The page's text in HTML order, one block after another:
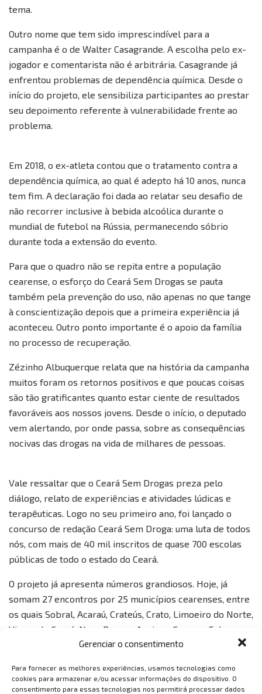
Gerenciar o consentimento
Para fornecer as melhores experiências, usamos tecnologias como
cookies para armazenar e/ou acessar informações do dispositivo. O
consentimento para essas tecnologias nos permitirá processar dados
tema.
Outro nome que tem sido imprescindível para a
campanha é o de Walter Casagrande. A escolha pelo ex-
jogador e comentarista não é arbitrária. Casagrande já
enfrentou problemas de dependência química. Desde o
início do projeto, ele sensibiliza participantes ao prestar
seu depoimento referente à vulnerabilidade frente ao
problema.
Em 2018, o ex-atleta contou que o tratamento contra a
dependência química, ao qual é adepto há 10 anos, nunca
tem fim. A declaração foi dada ao relatar seu desafio de
não recorrer inclusive à bebida alcoólica durante o
mundial de futebol na Rússia, permanecendo sóbrio
durante toda a extensão do evento.
Para que o quadro não se repita entre a população
cearense, o esforço do Ceará Sem Drogas se pauta
também pela prevenção do uso, não apenas no que tange
à conscientização depois que a primeira experiência já
aconteceu. Outro ponto importante é o apoio da família
no processo de recuperação.
Zézinho Albuquerque relata que na história da campanha
muitos foram os retornos positivos e que poucas coisas
são tão gratificantes quanto estar ciente de resultados
favoráveis aos nossos jovens. Desde o início, o deputado
vem alertando, por onde passa, sobre as consequências
nocivas das drogas na vida de milhares de pessoas.
Vale ressaltar que o Ceará Sem Drogas preza pelo
diálogo, relato de experiências e atividades lúdicas e
terapêuticas. Logo no seu primeiro ano, foi lançado o
concurso de redação Ceará Sem Droga: uma luta de todos
nós, com mais de 40 mil inscritos de quase 700 escolas
públicas de todo o estado do Ceará.
O projeto já apresenta números grandiosos. Hoje, já
somam 27 encontros por 25 municípios cearenses, entre
os quais Sobral, Acaraú, Crateús, Crato, Limoeiro do Norte,
Viçosa do Ceará, Nova Russas, Aquiraz, Campos Sales,
Horizonte, Aracati, Cruz, Ocara, Russas, Brejo Santo,
Tauá, Massapê, Missão Velha, Acopiara, e a capital do
Estado, Fortaleza, impactando mais de 65 mil pessoas e